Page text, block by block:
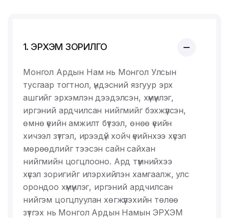
1. ЭРХЭМ ЗОРИЛГО
Монгол Ардын Нам нь Монгол Улсын
тусгаар тогтнол, үндэсний язгуур эрх
ашгийг эрхэмлэн дээдэлсэн, хүмүүнлэг,
иргэний ардчилсан нийгмийг бэхжүүлсэн,
өмнө үеийн амжилт бүтээл, өнөө үеийн
хичээл зүтгэл, ирээдүй хойч үеийнхээ хүсэл
мөрөөдлийг тээсэн сайн сайхан
нийгмийн цогцлооно. Ард түмнийхээ
хүсэл зоригийг илэрхийлэн хамгаалж, улс
орондоо хүмүүнлэг, иргэний ардчилсан
нийгэм цогцлуулан хөгжүүлэхийн төлөө
зүтгэх нь Монгол Ардын Намын ЭРХЭМ